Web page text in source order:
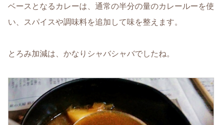
ベースとなるカレーは、通常の半分の量のカレールーを使
い、スパイスや調味料を追加して味を整えます。
とろみ加減は、かなりシャバシャバでしたね。